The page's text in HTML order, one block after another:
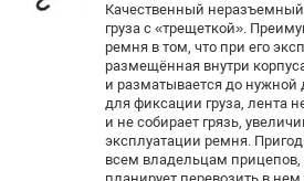
Качественный
груза с «трещеткой».
ремня в том, что при его
размещённая внутри
и разматывается до
для фиксации груза, лента
и не собирает грязь,
эксплуатации ремня.
всем владельцам прицепов,